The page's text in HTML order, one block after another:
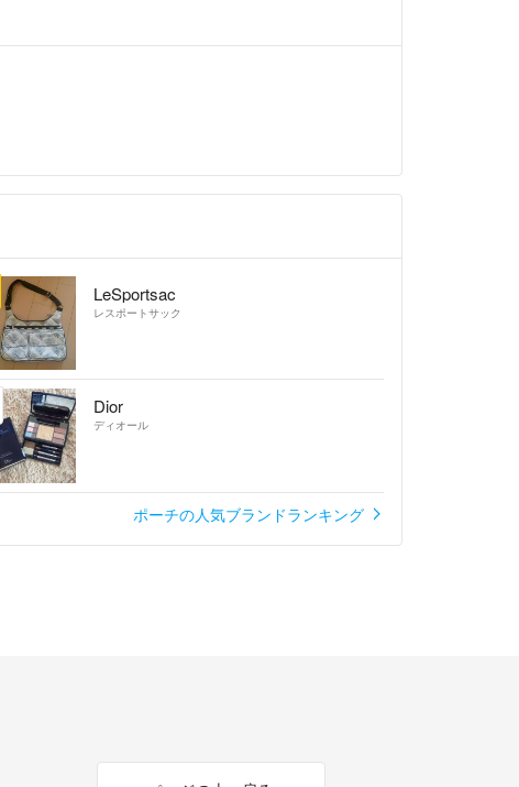
LeSportsac
レスポートサック
Dior
ディオール
ポーチの人気ブランドランキング
ケース